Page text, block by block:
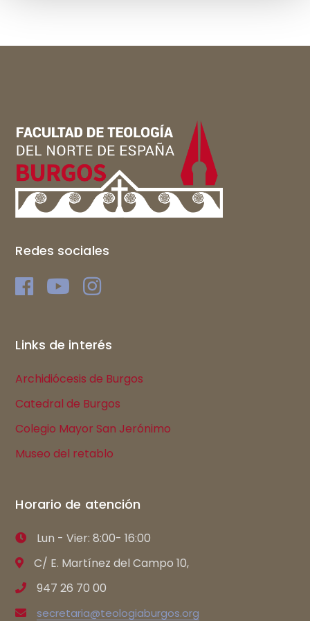
Redes sociales
Links de interés
Archidiócesis de Burgos
Catedral de Burgos
Colegio Mayor San Jerónimo
Museo del retablo
Horario de atención
Lun - Vier: 8:00- 16:00
C/ E. Martínez del Campo 10,
947 26 70 00
secretaria@teologiaburgos.org